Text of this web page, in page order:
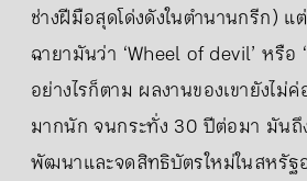
ช่างฝีมือสุดโด่งดังในตำนานกรีก)
ฉายามันว่า ‘Wheel of devil’ หรือ
อย่างไรก็ตาม ผลงานของเขายังไม่
มากนัก จนกระทั่ง 30 ปีต่อมา มัน
พัฒนาและจดสิทธิบัตรใหม่ในสหรัฐ